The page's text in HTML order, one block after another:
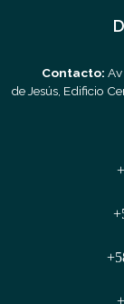
Contacto:
de Jesús, Edificio